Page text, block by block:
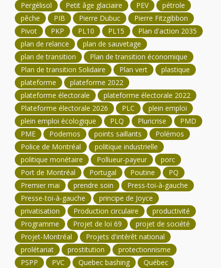
Pergélisol
Petit âge glaciaire PEV
pétrole
pêche
PIB Pierre Dubuc
Pierre Fitzgibbon
Pivot
PKP PL10 PL15
Plan d'action 2035
plan de relance
plan de sauvetage
plan de transition
Plan de transition économique
Plan de transition Solidaire
Plan vert
plastique
plateforme
plateforme 2022
plateforme électorale
plateforme électorale 2022
Plateforme électorale 2026
PLC
plein emploi
plein emploi écologique
PLQ Pluricrise
PMD
PME
Podemos points saillants
Polémos
Police de Montréal
politique industrielle
politique monétaire
Pollueur-payeur
porc
Port de Montréal
Portugal Poutine
PQ
Premier mai
prendre soin
Press-toi-à-gauche
Presse-toi-à-gauche
principe de Joyce
privatisation
Production circulaire
productivité
Programme
Projet de loi 69
projet de société
Projet-Montréal
Projets d'intérêt national
prolétariat
prostitution
protectionnisme
PSPP
PVC Quebec bashing
Québec